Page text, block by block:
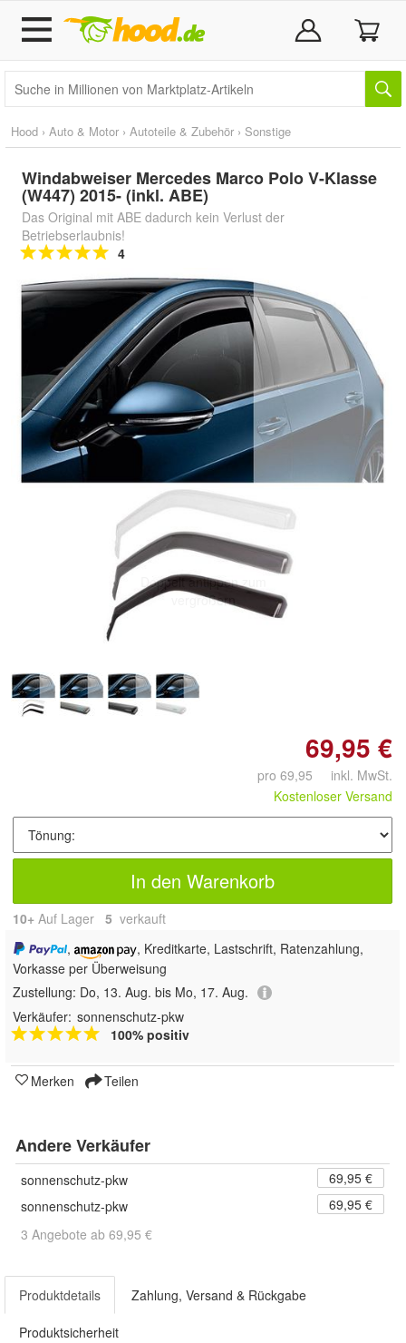
Hood › Auto & Motor › Autoteile & Zubehör › Sonstige
Windabweiser Mercedes Marco Polo V-Klasse
(W447) 2015- (inkl. ABE)
Das Original mit ABE dadurch kein Verlust der
Betriebserlaubnis!
4
Doppelt antippen zum
vergrößern
69,95 €
pro 69,95 inkl. MwSt.
Kostenloser Versand
In den Warenkorb
10+ Auf Lager 5 verkauft
,
, Kreditkarte, Lastschrift, Ratenzahlung,
Vorkasse per Überweisung
Zustellung: Do, 13. Aug. bis Mo, 17. Aug.
Verkäufer: sonnenschutz-pkw
100% positiv
Merken Teilen
Andere Verkäufer
sonnenschutz-pkw
69,95 €
sonnenschutz-pkw
69,95 €
3 Angebote ab 69,95 €
Produktdetails Zahlung, Versand & Rückgabe
Produktsicherheit